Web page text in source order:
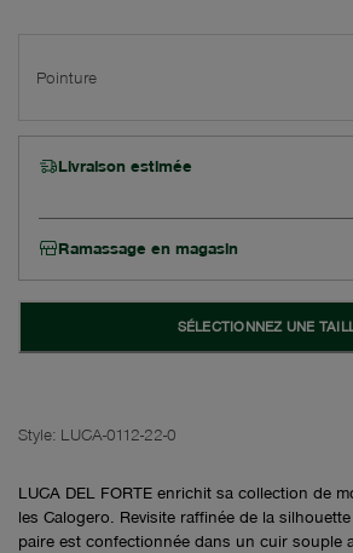
Pointure
Livraison estimée
Ramassage en magasin
SÉLECTIONNEZ UNE
Style: LUCA-0112-22-0
LUCA DEL FORTE enrichit sa collection de
les Calogero. Revisite raffinée de la
paire est confectionnée dans un cuir souple